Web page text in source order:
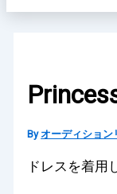
Byオーディション
ドレスを着用